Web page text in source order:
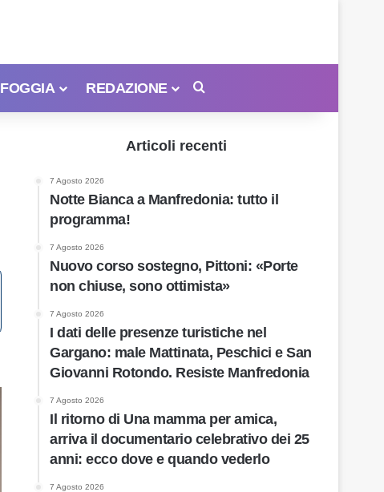
FOGGIA REDAZIONE
Articoli recenti
7 Agosto 2026
Notte Bianca a Manfredonia: tutto il
programma!
7 Agosto 2026
Nuovo corso sostegno, Pittoni: «Porte
non chiuse, sono ottimista»
7 Agosto 2026
I dati delle presenze turistiche nel
Gargano: male Mattinata, Peschici e San
Giovanni Rotondo. Resiste Manfredonia
7 Agosto 2026
Il ritorno di Una mamma per amica,
arriva il documentario celebrativo dei 25
anni: ecco dove e quando vederlo
7 Agosto 2026